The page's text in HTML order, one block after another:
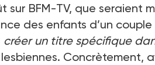
sur BFM-TV, que seraient
des enfants d’un
créer un titre spécifique
Concrètement,